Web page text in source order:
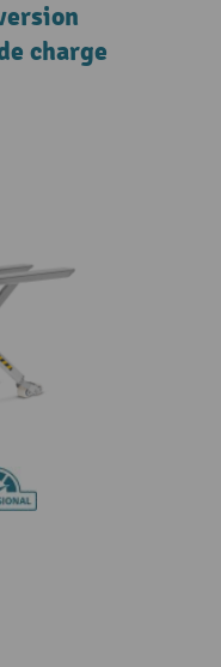
charge